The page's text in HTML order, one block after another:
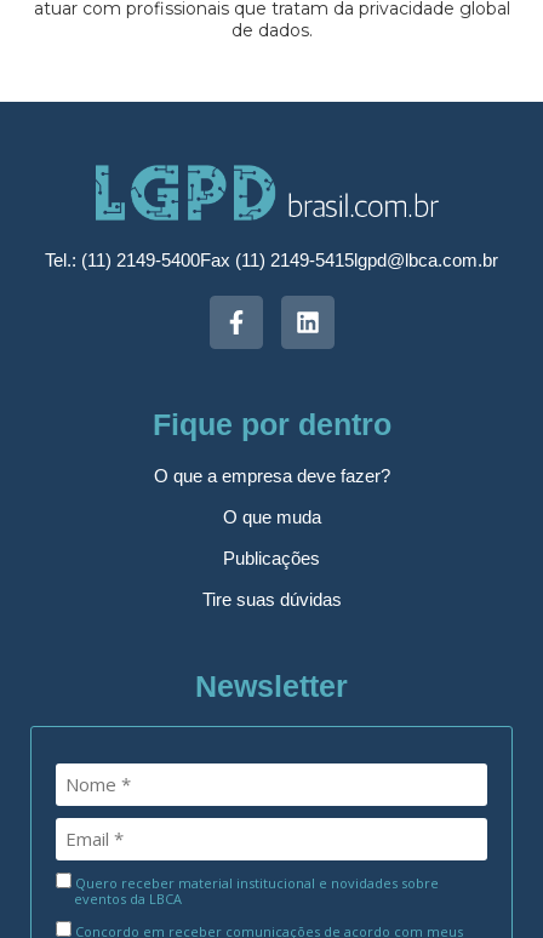
atuar com profissionais que tratam da privacidade global
de dados.
Tel.: (11) 2149-5400Fax (11) 2149-5415lgpd@lbca.com.br
Fique por dentro
O que a empresa deve fazer?
O que muda
Publicações
Tire suas dúvidas
Newsletter
Quero receber material institucional e novidades sobre
eventos da LBCA
Concordo em receber comunicações de acordo com meus